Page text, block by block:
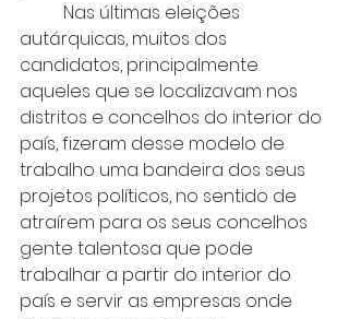
autárquicas, muitos dos
candidatos, principalmente
aqueles que se localizavam nos
distritos e concelhos do interior do
país, fizeram desse modelo de
trabalho uma bandeira dos seus
projetos políticos, no sentido de
atraírem para os seus concelhos
gente talentosa que pode
trabalhar a partir do interior do
país e servir as empresas onde